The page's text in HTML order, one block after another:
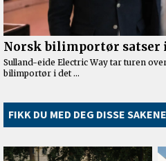
FIKK DU MED DEG DISSE